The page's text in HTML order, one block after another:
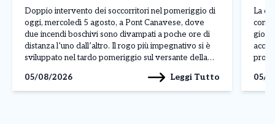
Doppio intervento dei soccorritori nel pomeriggio di
oggi, mercoledì 5 agosto, a Pont Canavese, dove
due incendi boschivi sono divampati a poche ore di
distanza l’uno dall’altro. Il rogo più impegnativo si è
sviluppato nel tardo pomeriggio sul versante della
Frassinetto, in borgata Santa Maria. Le fiamme,
alimentate […]
05/08/2026 Leggi Tutto
La
05/